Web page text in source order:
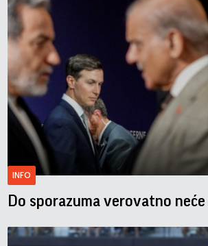
INFO
Do sporazuma verovatno